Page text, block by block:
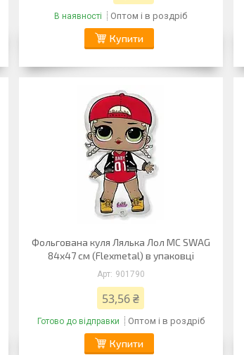
В наявності Оптом і в роздріб
Купити
Фольгована куля Лялька Лол MC SWAG
84х47 см (Flexmetal) в упаковці
901790
53,56 ₴
Готово до відправки Оптом і в роздріб
Купити